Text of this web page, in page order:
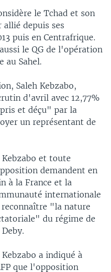
le Tchad et son
depuis ses
puis en Centrafrique.
le QG de l'opération
au Sahel.
Saleh Kebzabo,
d'avril avec 12,77%
et déçu" par la
un représentant de
Kebzabo et toute
demandent en
à la France et la
internationale
reconnaître "la nature
du régime de
Kebzabo a indiqué à
que l'opposition